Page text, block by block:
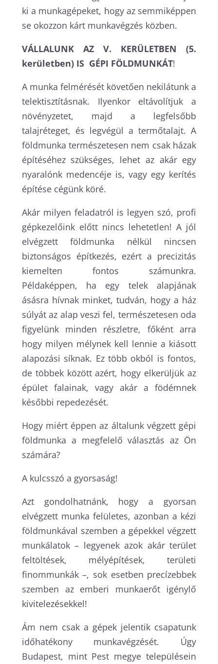
ki a munkagépeket, hogy az semmiképpen
se okozzon kárt munkavégzés közben.
VÁLLALUNK AZ V. KERÜLETBEN (5.
kerületben) IS GÉPI FÖLDMUNKÁT!
A munka felmérését követően nekilátunk a
telektisztításnak. Ilyenkor eltávolítjuk a
növényzetet, majd a legfelsőbb
talajréteget, és legvégül a termőtalajt. A
földmunka természetesen nem csak házak
építéséhez szükséges, lehet az akár egy
nyaralónk medencéje is, vagy egy kerítés
építése cégünk köré.
Akár milyen feladatról is legyen szó, profi
gépkezelőink előtt nincs lehetetlen! A jól
elvégzett földmunka nélkül nincsen
biztonságos építkezés, ezért a precizitás
kiemelten fontos számunkra.
Példaképpen, ha egy telek alapjának
ásásra hívnak minket, tudván, hogy a ház
súlyát az alap veszi fel, természetesen oda
figyelünk minden részletre, főként arra
hogy milyen mélynek kell lennie a kiásott
alapozási síknak. Ez több okból is fontos,
de többek között azért, hogy elkerüljük az
épület falainak, vagy akár a födémnek
későbbi repedezését.
Hogy miért éppen az általunk végzett gépi
földmunka a megfelelő választás az Ön
számára?
A kulcsszó a gyorsaság!
Azt gondolhatnánk, hogy a gyorsan
elvégzett munka felületes, azonban a kézi
földmunkával szemben a gépekkel végzett
munkálatok – legyenek azok akár terület
feltöltések, mélyépítések, területi
finommunkák –, sok esetben precízebbek
szemben az emberi munkaerőt igénylő
kivitelezésekkel!
Ám nem csak a gépek jelentik csapatunk
időhatékony munkavégzését. Úgy
Budapest, mint Pest megye településein